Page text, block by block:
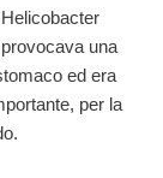
una
ed era
per la